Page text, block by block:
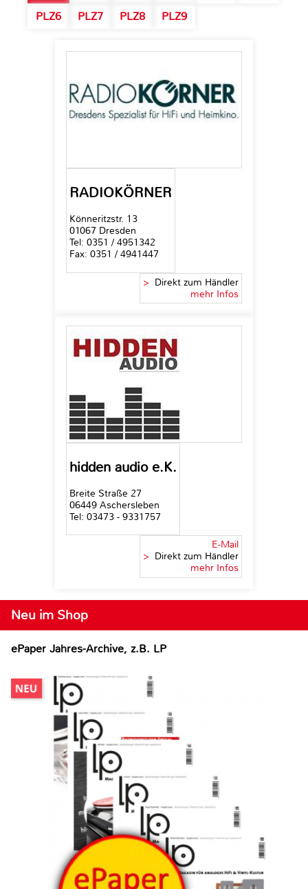
PLZ6
PLZ7 PLZ8 PLZ9
RADIOKÖRNER
Könneritzstr. 13
01067 Dresden
Tel: 0351 / 4951342
Fax: 0351 / 4941447
> Direkt zum Händler
mehr Infos
hidden audio e.K.
Breite Straße 27
06449 Aschersleben
Tel: 03473 - 9331757
E-Mail
> Direkt zum Händler
mehr Infos
Neu im Shop
ePaper Jahres-Archive, z.B. LP